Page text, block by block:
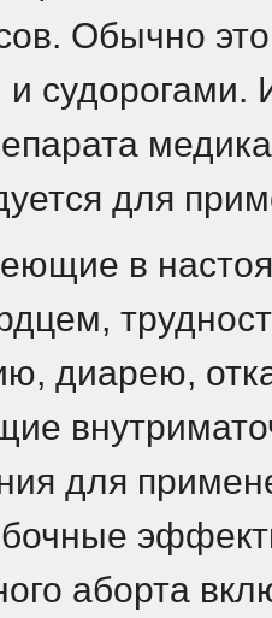
Обычно
и судорогами.
для
в
диарею,
для
аборта